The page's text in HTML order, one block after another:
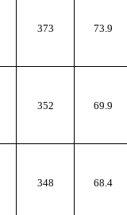
373 73.9
352 69.9
348 68.4